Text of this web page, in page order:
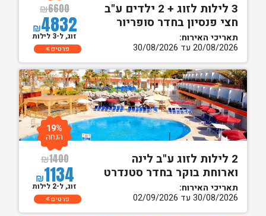
3 לילות לזוג + 2 ילדים ע"ב
חצי פנסיון בחדר סופריור
תאריכי האירוח:
20/08/2026 עד 30/08/2026
₪6600
₪4832
זוג, ל-3 לילות
פרטים
2 לילות לזוג ע"ב לינה
וארוחת בוקר בחדר סטנדרט
תאריכי האירוח:
30/08/2026 עד 02/09/2026
₪1400
₪1134
19%
הנחה
זוג, ל-2 לילות
פרטים